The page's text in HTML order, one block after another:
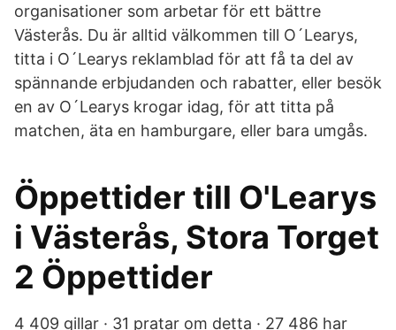
organisationer som arbetar för ett bättre
Västerås. Du är alltid välkommen till O´Learys,
titta i O´Learys reklamblad för att få ta del av
spännande erbjudanden och rabatter, eller besök
en av O´Learys krogar idag, för att titta på
matchen, äta en hamburgare, eller bara umgås.
Öppettider till O'Learys
i Västerås, Stora Torget
2 Öppettider
4 409 gillar · 31 pratar om detta · 27 486 har